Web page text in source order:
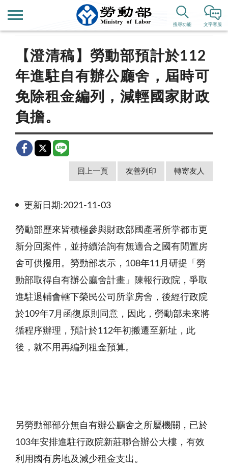
文字客服
搜尋功能
新聞公告 即時新聞澄清
【澄清稿】勞動部預計於112
年進駐自有辦公廳舍，屆時可
免除租金編列，減輕國家財政
負擔。
回上一頁 友善列印 轉寄友人
更新日期:2021-11-03
勞動部歷來皆積極參與財政部國產署所掌都市更
新分回案件，並持續洽詢有無適合之國有閒置房
舍可供撥用。勞動部表示， 108年11月研提「勞
動部取得自有辦公廳舍計畫」陳報行政院，爭取
進駐退輔會轄下榮民公司所掌房舍，後經行政院
於109年7月函復原則同意，因此，勞動部未來將
循程序辦理，預計於112年初搬遷至新址，此
後，就不用再編列租金預算。
另勞動部部分無自有辦公廳舍之所屬機關，已於
103年安排進駐行政院新莊聯合辦公大樓，有效
利用國有房地及減少租金支出。